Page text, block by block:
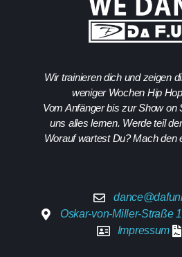
Wir trainieren dich und zeigen
weniger Wochen Hip
Vom Anfänger bis zur Show on
uns alles lernen. Werde teil
Worauf wartest Du? Mach den
Oskar-von-Miller-Straße
Impressum